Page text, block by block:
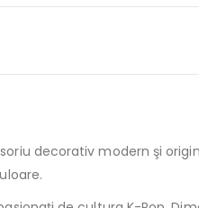
decorativ modern şi